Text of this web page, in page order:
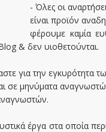
- Όλες οι
είναι προϊόν
φέρουμε καμία
& δεν υιοθετούνται.
για την εγκυρότητα
σε μηνύματα
έργα στα οποία